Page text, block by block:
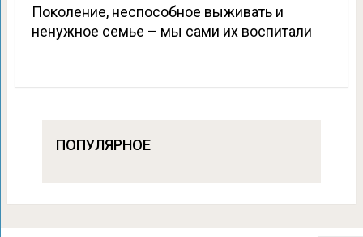
Поколение, неспособное выживать и
ненужное семье – мы сами их воспитали
ПОПУЛЯРНОЕ